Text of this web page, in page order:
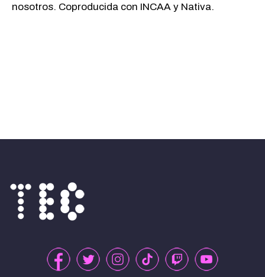
nosotros. Coproducida con INCAA y Nativa.